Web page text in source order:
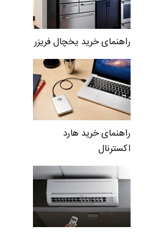
راهنمای خرید یخچال فریزر
راهنمای خرید هارد
اکسترنال